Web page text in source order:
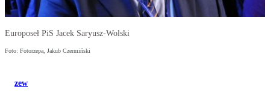
Europoseł PiS Jacek Saryusz-Wolski
Foto: Fotorzepa, Jakub Czermiński
zew